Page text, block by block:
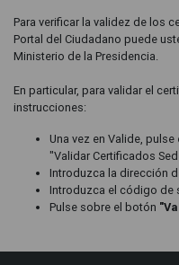
Para verificar la validez de los
Portal del Ciudadano puede
Ministerio de la Presidencia.
En particular, para validar el
instrucciones:
Una vez en Valide,
"Validar Certificados
Introduzca la dirección
Introduzca el código de
Pulse sobre el botón